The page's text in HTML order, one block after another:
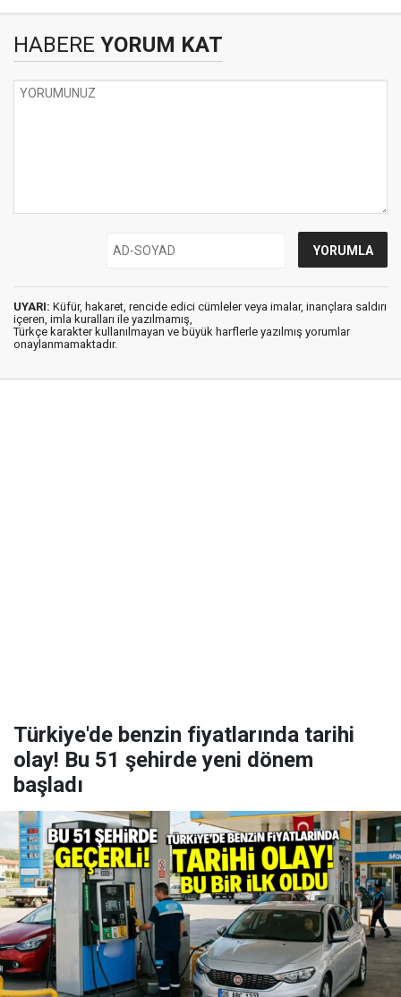
HABERE YORUM KAT
UYARI: Küfür, hakaret, rencide edici cümleler veya imalar, inançlara saldırı
içeren, imla kuralları ile yazılmamış,
Türkçe karakter kullanılmayan ve büyük harflerle yazılmış yorumlar
onaylanmamaktadır.
Türkiye'de benzin fiyatlarında tarihi
olay! Bu 51 şehirde yeni dönem
başladı